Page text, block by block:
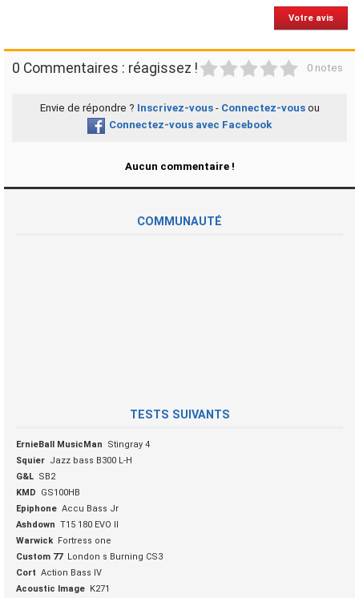
Votre avis
0 Commentaires : réagissez ! 0 notes
Envie de répondre ? Inscrivez-vous- Connectez-vousou
Connectez-vous avec Facebook
Aucun commentaire !
COMMUNAUTÉ
TESTS SUIVANTS
ErnieBall MusicMan
Stingray 4
Squier Jazz bass B300 L-H
G&L SB2
KMD
GS100HB
Epiphone Accu Bass Jr
Ashdown T15 180 EVO II
Warwick Fortress one
Custom 77 London s Burning CS3
Cort Action Bass IV
Acoustic Image K271